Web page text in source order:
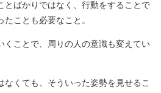
とばかりではなく、行動をすることで
たことも必要なこと。
くことで、周りの人の意識も変えてい
なくても、そういった姿勢を見せるこ